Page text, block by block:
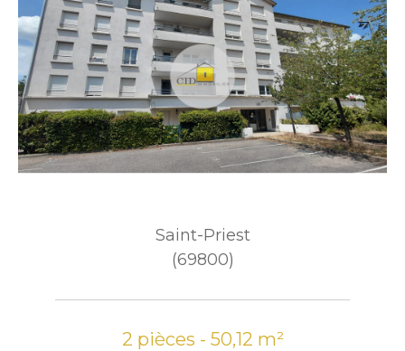
Saint-Priest
(69800)
2 pièces - 50,12 m²